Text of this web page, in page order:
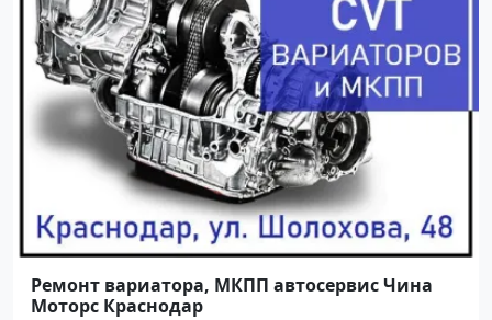
Ремонт вариатора, МКПП автосервис Чина
Моторс Краснодар